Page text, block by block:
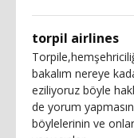
torpil airlines
bakalım nereye
eziliyoruz böyle
de yorum
böylelerinin ve